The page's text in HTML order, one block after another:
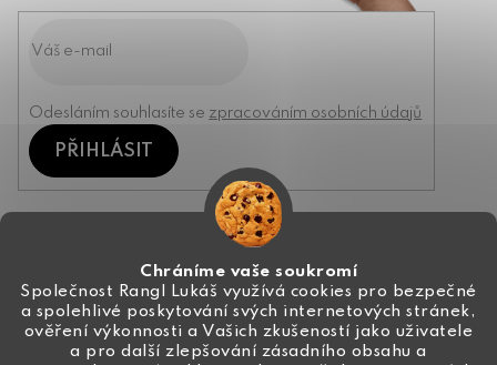
Chráníme vaše soukromí
Společnost Rangl Lukáš využívá cookies pro bezpečné
a spolehlivé poskytování svých internetových stránek,
ověření výkonnosti a Vašich zkušeností jako uživatele
a pro další zlepšování zásadního obsahu a
Odesláním souhlasíte se zpracováním osobních údajů
PŘIHLÁSIT
+420 774 444 191